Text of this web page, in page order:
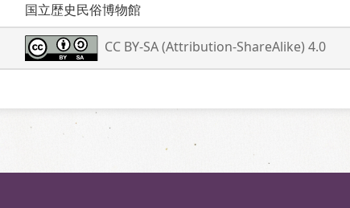
国立歴史民俗博物館
CC BY-SA (Attribution-ShareAlike) 4.0